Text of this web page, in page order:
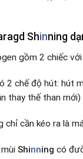
Shinning
gồm 2 chiếc
2 chế độ hút: hút
thay thế than
cần kéo ra là
Shinning có